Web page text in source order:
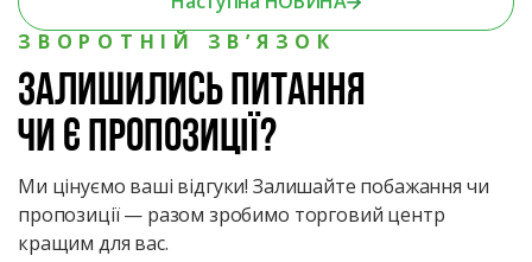
ЗВОРОТНІЙ ЗВ’ЯЗОК
Залишились питання
чи є пропозиції?
Ми цінуємо ваші відгуки! Залишайте побажання чи
пропозиції — разом зробимо торговий центр
кращим для вас.